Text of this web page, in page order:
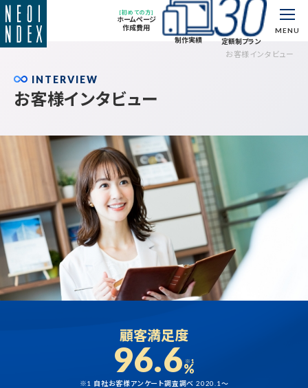
[初めての方]
ホームページ
作成費用
制作実績
定額制プラン
MENU
お客様インタビュー
INTERVIEW
お客様インタビュー
顧客満足度
96.6 ※1
%
※1 自社お客様アンケート調査調べ 2020.1～